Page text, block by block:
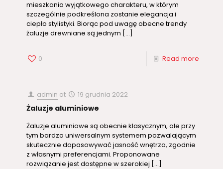
mieszkania wyjątkowego charakteru, w którym
szczególnie podkreślona zostanie elegancja i
ciepło stylistyki. Biorąc pod uwagę obecne trendy
żaluzje drewniane są jednym […]
0 Read more
admin at 19 grudnia 2022
Żaluzje aluminiowe
Żaluzje aluminiowe są obecnie klasycznym, ale przy
tym bardzo uniwersalnym systemem pozwalającym
skutecznie dopasowywać jasność wnętrza, zgodnie
z własnymi preferencjami. Proponowane
rozwiązanie jest dostępne w szerokiej […]